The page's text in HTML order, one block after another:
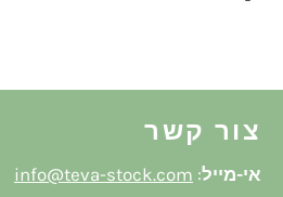
צור קשר
אי-מייל:
info@teva-stock.com